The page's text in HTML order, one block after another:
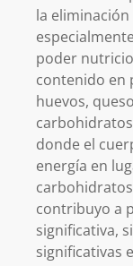
la
poder
contenido en
huevos,
donde el
energía en
contribuyo a
significativa,
significativas